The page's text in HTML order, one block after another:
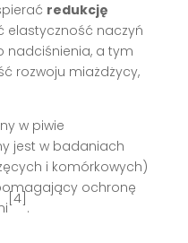
redukcję
elastyczność naczyń
nadciśnienia, a tym
rozwoju miażdżycy,
w piwie
jest w badaniach
i komórkowych)
ochronę
[4]
.